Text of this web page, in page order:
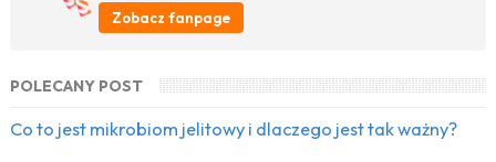
Zobacz fanpage
POLECANY POST
Co to jest mikrobiom jelitowy i dlaczego jest tak ważny?